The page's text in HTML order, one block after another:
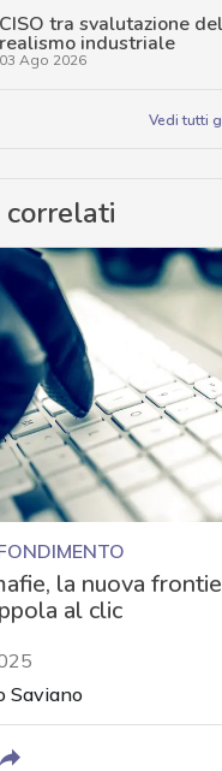
tra svalutazione
industriale
Ago 2026
Vedi tutti
la nuova
al clic
Saviano